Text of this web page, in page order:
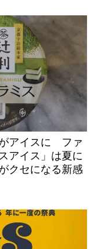
がアイスに ファ
アイス」は夏に
クセになる新感